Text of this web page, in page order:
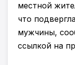
местной
что
мужчины,
ссылкой на